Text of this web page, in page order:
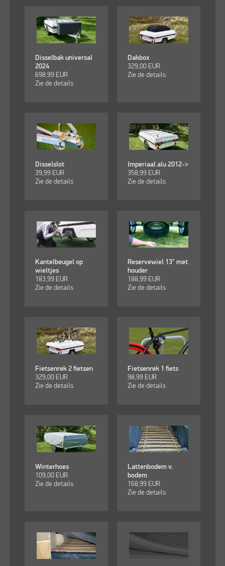
Disselbak universal
2024
698,99 EUR
Zie de details
Dakbox
329,00 EUR
Zie de details
Disselslot
39,99 EUR
Zie de details
Imperiaal alu 2012->
358,99 EUR
Zie de details
Kantelbeugel op
wieltjes
183,99 EUR
Zie de details
Reservewiel 13" met
houder
188,99 EUR
Zie de details
Fietsenrek 2 fietsen
329,00 EUR
Zie de details
Fietsenrek 1 fiets
98,99 EUR
Zie de details
Winterhoes
109,00 EUR
Zie de details
Lattenbodem v.
bodem
168,99 EUR
Zie de details